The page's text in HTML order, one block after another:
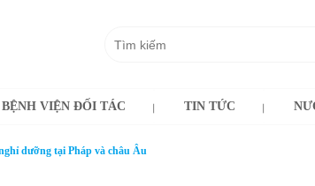
BỆNH VIỆN ĐỐI TÁC TIN TỨC
dưỡng tại Pháp và châu Âu